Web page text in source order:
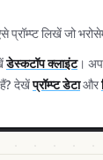
प्रॉम्प्ट लिखें जो
डेस्कटॉप क्लाइंट।
हैं? देखेंप्रॉम्प्ट डेटाऔर